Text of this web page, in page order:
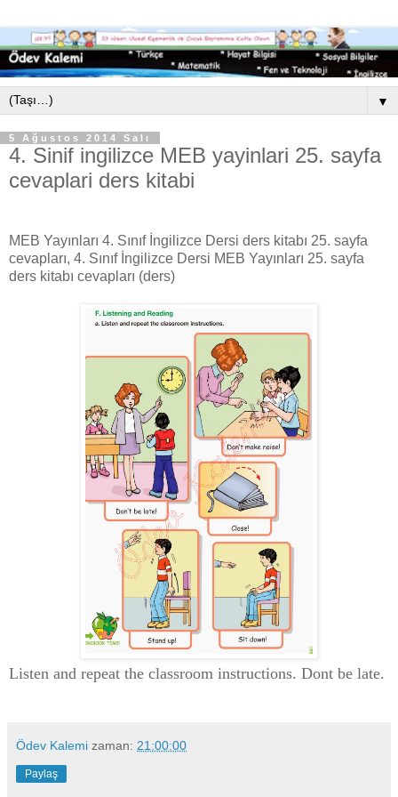
▼
5 Ağustos 2014 Salı
4. Sinif ingilizce MEB yayinlari 25. sayfa
cevaplari ders kitabi
MEB Yayınları 4. Sınıf İngilizce Dersi ders kitabı 25. sayfa
cevapları, 4. Sınıf İngilizce Dersi MEB Yayınları 25. sayfa
ders kitabı cevapları (ders)
Listen and repeat the classroom instructions. Dont be late.
Ödev Kalemi zaman: 21:00:00
Paylaş